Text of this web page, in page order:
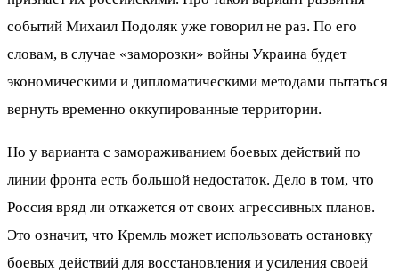
событий Михаил Подоляк уже говорил не раз. По его
словам, в случае «заморозки» войны Украина будет
экономическими и дипломатическими методами пытаться
вернуть временно оккупированные территории.
Но у варианта с замораживанием боевых действий по
линии фронта есть большой недостаток. Дело в том, что
Россия вряд ли откажется от своих агрессивных планов.
Это означит, что Кремль может использовать остановку
боевых действий для восстановления и усиления своей